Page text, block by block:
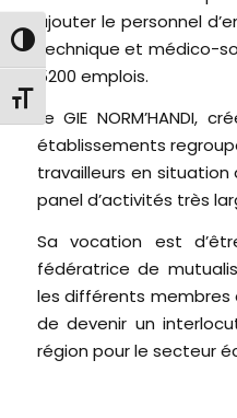
Passer en contraste élevé
Changer la taille de la police
ajouter le personnel
technique et médico-
5200 emplois.
Le GIE
établissements
travailleurs en
panel d’activités très
Sa vocation est
fédératrice de
les différents
de devenir un
région pour le secteur